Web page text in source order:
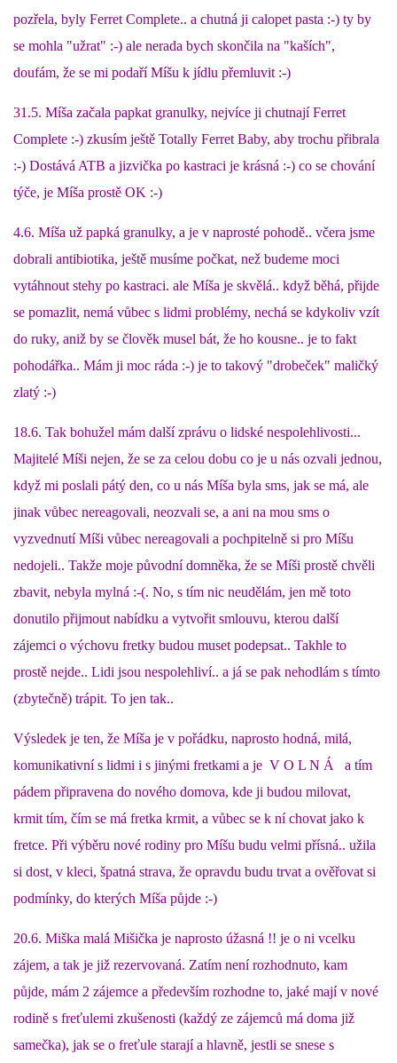
pozřela, byly Ferret Complete.. a chutná ji calopet pasta :-) ty by
se mohla "užrat" :-) ale nerada bych skončila na "kaších",
doufám, že se mi podaří Míšu k jídlu přemluvit :-)
31.5. Míša začala papkat granulky, nejvíce ji chutnají Ferret
Complete :-) zkusím ještě Totally Ferret Baby, aby trochu přibrala
:-) Dostává ATB a jizvička po kastraci je krásná :-) co se chování
týče, je Míša prostě OK :-)
4.6. Míša už papká granulky, a je v naprosté pohodě.. včera jsme
dobrali antibiotika, ještě musíme počkat, než budeme moci
vytáhnout stehy po kastraci. ale Míša je skvělá.. když běhá, přijde
se pomazlit, nemá vůbec s lidmi problémy, nechá se kdykoliv vzít
do ruky, aniž by se člověk musel bát, že ho kousne.. je to fakt
pohodářka.. Mám ji moc ráda :-) je to takový "drobeček" maličký
zlatý :-)
18.6. Tak bohužel mám další zprávu o lidské nespolehlivosti...
Majitelé Míši nejen, že se za celou dobu co je u nás ozvali jednou,
když mi poslali pátý den, co u nás Míša byla sms, jak se má, ale
jinak vůbec nereagovali, neozvali se, a ani na mou sms o
vyzvednutí Míši vůbec nereagovali a pochpitelně si pro Míšu
nedojeli.. Takže moje původní domněka, že se Míši prostě chvěli
zbavit, nebyla mylná :-(. No, s tím nic neudělám, jen mě toto
donutilo přijmout nabídku a vytvořit smlouvu, kterou další
zájemci o výchovu fretky budou muset podepsat.. Takhle to
prostě nejde.. Lidi jsou nespolehliví.. a já se pak nehodlám s tímto
(zbytečně) trápit. To jen tak..
Výsledek je ten, že Míša je v pořádku, naprosto hodná, milá,
komunikativní s lidmi i s jinými fretkami a je V O L N Á a tím
pádem připravena do nového domova, kde ji budou milovat,
krmit tím, čím se má fretka krmit, a vůbec se k ní chovat jako k
fretce. Při výběru nové rodiny pro Míšu budu velmi přísná.. užila
si dost, v kleci, špatná strava, že opravdu budu trvat a ověřovat si
podmínky, do kterých Míša půjde :-)
20.6. Miška malá Mišička je naprosto úžasná !! je o ni vcelku
zájem, a tak je již rezervovaná. Zatím není rozhodnuto, kam
půjde, mám 2 zájemce a především rozhodne to, jaké mají v nové
rodině s freťulemi zkušenosti (každý ze zájemců má doma již
samečka), jak se o freťule starají a hlavně, jestli se snese s